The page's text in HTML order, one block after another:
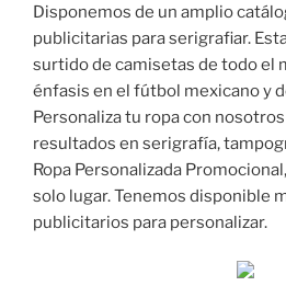
Disponemos de un amplio
publicitarias para serigrafiar.
surtido de camisetas de todo el
énfasis en el fútbol mexicano y
Personaliza tu ropa con
resultados en serigrafía,
Ropa Personalizada
solo lugar. Tenemos disponible
publicitarios para personalizar.